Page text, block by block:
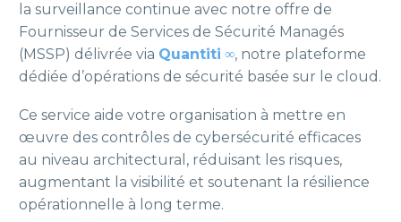
la surveillance continue avec notre offre de
Fournisseur de Services de Sécurité Managés
(MSSP) délivrée via Quantiti ∞, notre plateforme
dédiée d’opérations de sécurité basée sur le cloud.
Ce service aide votre organisation à mettre en
œuvre des contrôles de cybersécurité efficaces
au niveau architectural, réduisant les risques,
augmentant la visibilité et soutenant la résilience
opérationnelle à long terme.